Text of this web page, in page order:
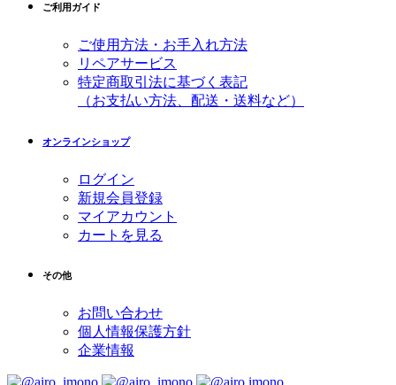
ご利用ガイド
ご使用方法・お手入れ方法
リペアサービス
特定商取引法に基づく表記
（お支払い方法、配送・送料など）
オンラインショップ
ログイン
新規会員登録
マイアカウント
カートを見る
その他
お問い合わせ
個人情報保護方針
企業情報